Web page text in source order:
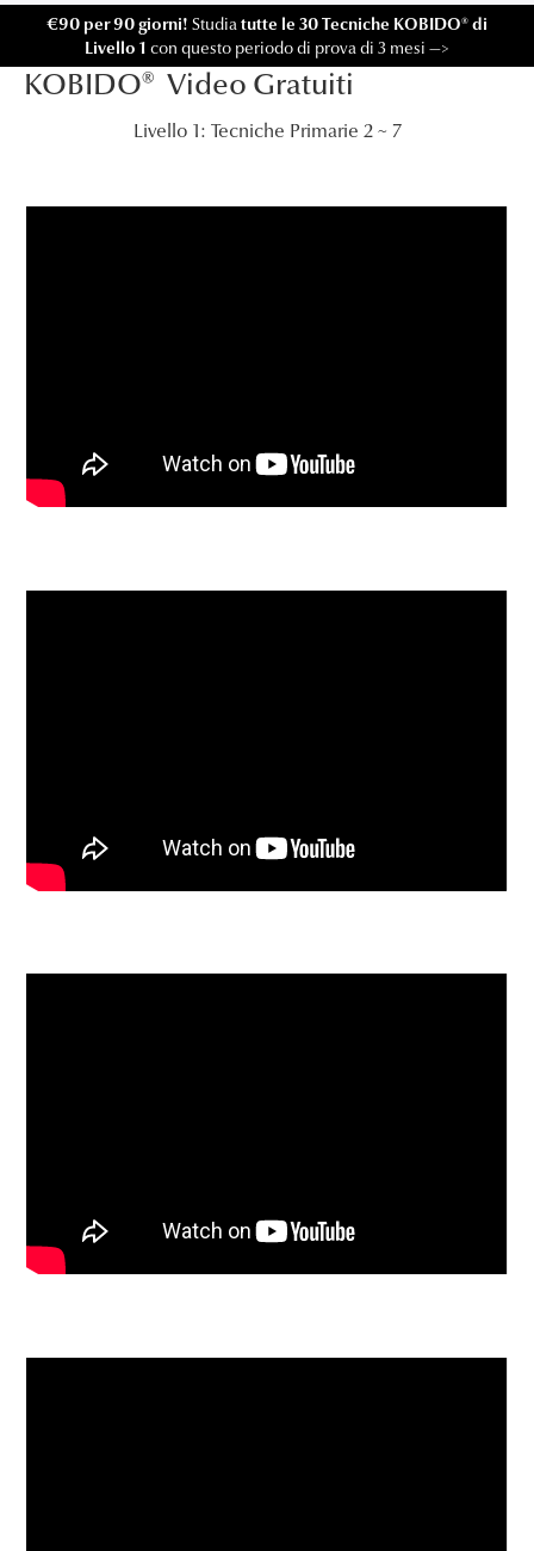
€90 per 90 giorni! Studiatutte le 30 Tecniche KOBIDO® di
Livello 1 con questo periodo di prova di 3 mesi —>
KOBIDO® Video Gratuiti
Livello 1: Tecniche Primarie 2 ~ 7